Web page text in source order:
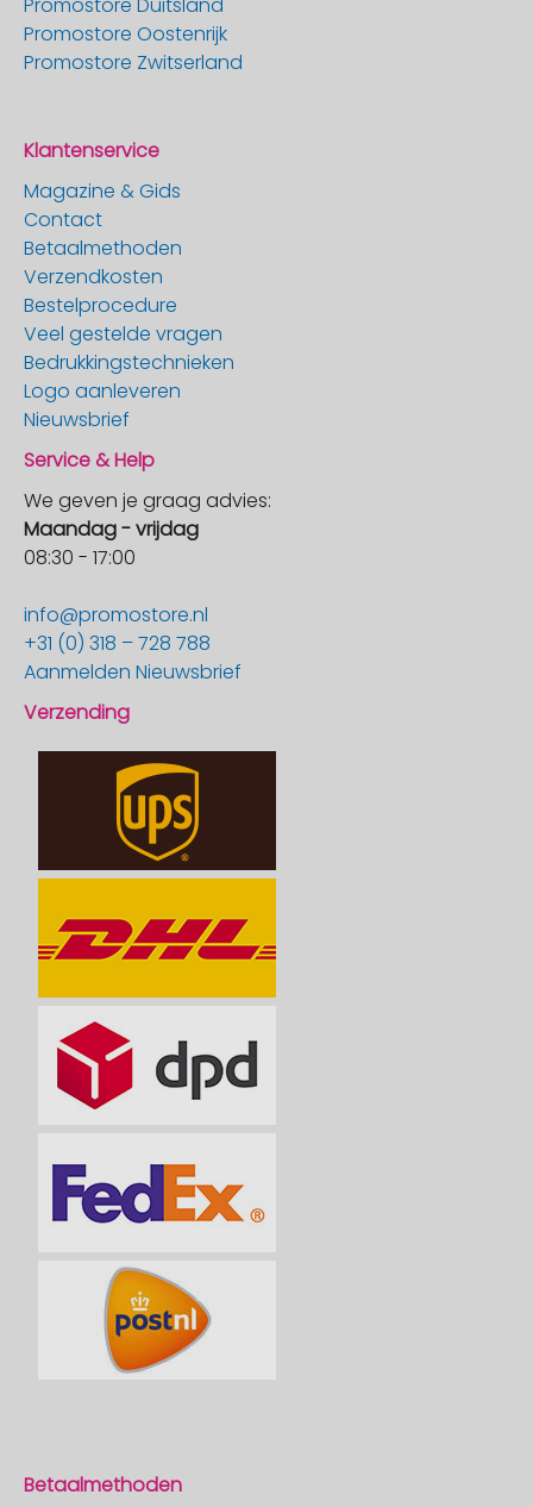
Promostore Oostenrijk
Promostore Zwitserland
Klantenservice
Magazine & Gids
Contact
Betaalmethoden
Verzendkosten
Bestelprocedure
Veel gestelde vragen
Bedrukkingstechnieken
Logo aanleveren
Nieuwsbrief
Service & Help
We geven je graag advies:
Maandag - vrijdag
08:30 - 17:00
info@promostore.nl
+31 (0) 318 – 728 788
Aanmelden Nieuwsbrief
Verzending
Betaalmethoden